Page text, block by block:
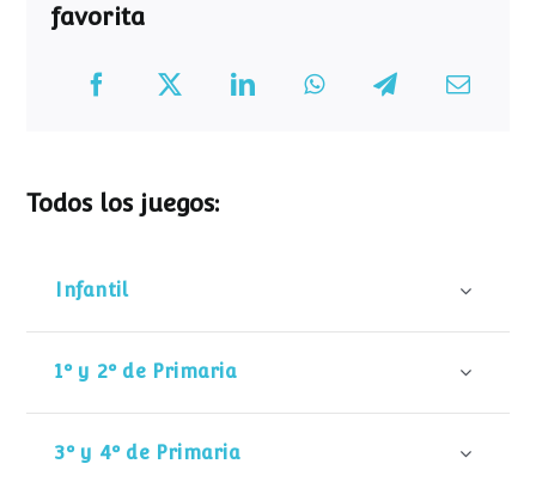
favorita
Todos los juegos:
Infantil
1º y 2º de Primaria
3º y 4º de Primaria